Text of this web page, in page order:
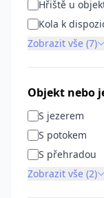
Hřiště u
Kola k
Zobrazit vše (7)
Objekt nebo
S jezerem
S potokem
S přehradou
Zobrazit vše (2)